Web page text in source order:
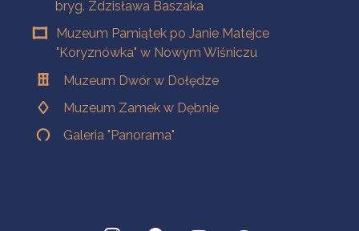
bryg. Zdzisława Baszaka
Muzeum Pamiątek po Janie Matejce
"Koryznówka" w Nowym Wiśniczu
Muzeum Dwór w Dołędze
Muzeum Zamek w Dębnie
Galeria "Panorama"